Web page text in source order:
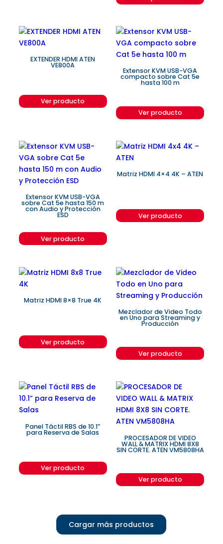
EXTENDER HDMI ATEN
VE800A
Ver producto
Extensor KVM USB-VGA
compacto sobre Cat 5e
hasta 100 m
Ver producto
Extensor KVM USB-VGA
sobre Cat 5e hasta 150 m
con Audio y Protección
ESD
Ver producto
Matriz HDMI 4×4 4K – ATEN
Ver producto
Matriz HDMI 8×8 True 4K
Ver producto
Mezclador de Video Todo
en Uno para Streaming y
Producción
Ver producto
Panel Táctil RBS de 10.1”
para Reserva de Salas
Ver producto
PROCESADOR DE VIDEO
WALL & MATRIX HDMI 8X8
SIN CORTE. ATEN VM5808HA
Ver producto
Cargar más productos